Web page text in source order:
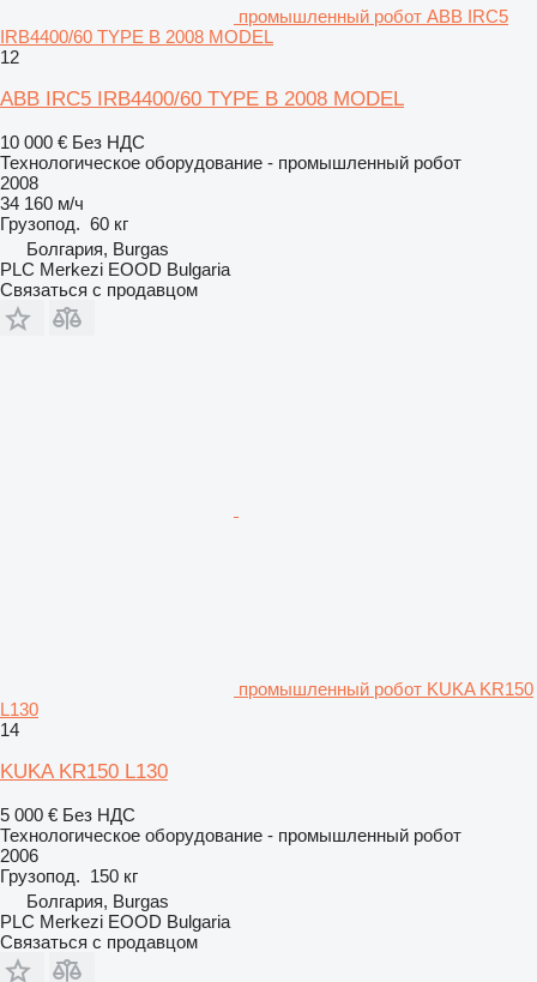
промышленный робот ABB IRC5
IRB4400/60 TYPE B 2008 MODEL
12
ABB IRC5 IRB4400/60 TYPE B 2008 MODEL
10 000 € Без НДС
Технологическое оборудование - промышленный робот
2008
34 160 м/ч
Грузопод. 60 кг
Болгария, Burgas
PLC Merkezi EOOD Bulgaria
Связаться с продавцом
промышленный робот KUKA KR150
L130
14
KUKA KR150 L130
5 000 € Без НДС
Технологическое оборудование - промышленный робот
2006
Грузопод. 150 кг
Болгария, Burgas
PLC Merkezi EOOD Bulgaria
Связаться с продавцом